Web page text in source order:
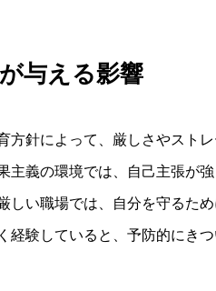
与える影響
方針によって、厳しさやスト
主義の環境では、自己主張が
しい職場では、自分を守るた
経験していると、予防的にき